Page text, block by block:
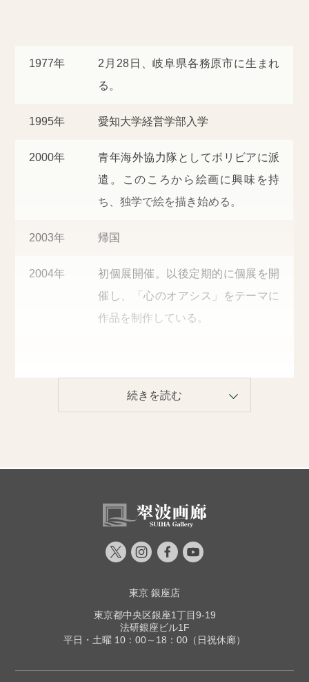
1977年
2月28日、岐阜県各務原市に生まれ
る。
1995年 愛知大学経営学部入学
2000年
青年海外協力隊としてボリビアに派
遣。このころから絵画に興味を持
ち、独学で絵を描き始める。
2003年 帰国
2004年
初個展開催。以後定期的に個展を開
催し、「心のオアシス」をテーマに
作品を制作している。
東京 銀座店
東京都中央区銀座1丁目9-19
法研銀座ビル1F
平日・土曜 10：00～18：00（日祝休廊）